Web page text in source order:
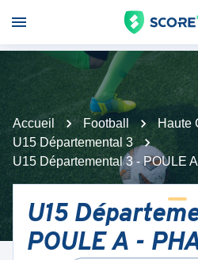
Accueil Football
Haute
U15 Départemental 3
U15 Départemental 3 - POULE
U15
POULE A -